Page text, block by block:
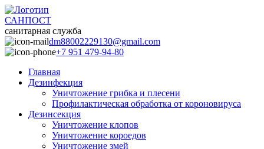
САНПОСТ
санитарная служба
dm88002229130@gmail.com
+7 951 479-94-80
Главная
Дезинфекция
Уничтожение грибка и плесени
Профилактическая обработка от короновируса
Дезинсекция
Уничтожение клопов
Уничтожение короедов
Уничтожение змей